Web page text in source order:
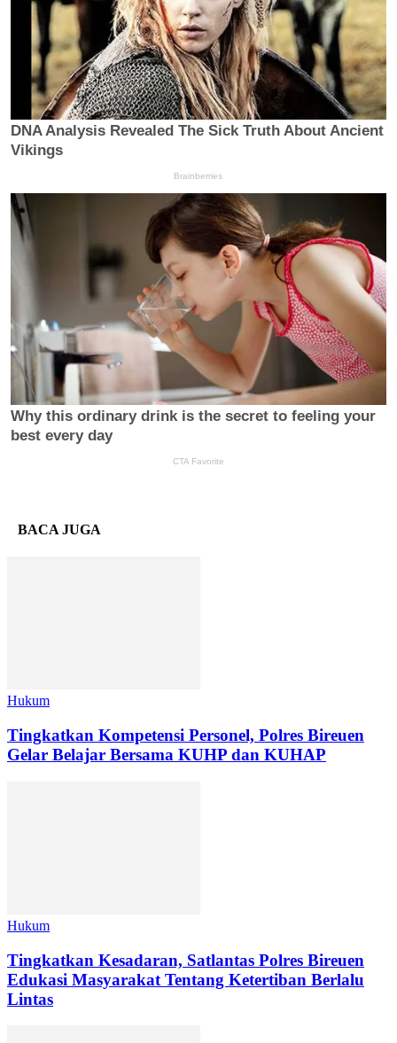
BACA JUGA
Hukum
Tingkatkan Kompetensi Personel, Polres Bireuen
Gelar Belajar Bersama KUHP dan KUHAP
Hukum
Tingkatkan Kesadaran, Satlantas Polres Bireuen
Edukasi Masyarakat Tentang Ketertiban Berlalu
Lintas